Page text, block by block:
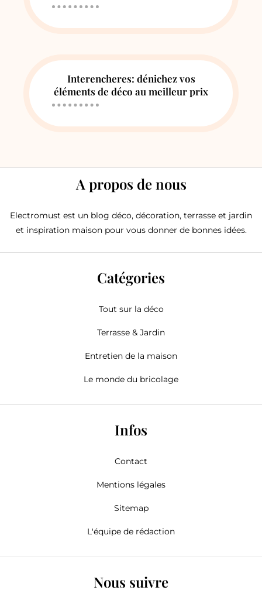
Interencheres: dénichez vos
éléments de déco au meilleur prix
A propos de nous
Electromust est un blog déco, décoration, terrasse et jardin
et inspiration maison pour vous donner de bonnes idées.
Catégories
Tout sur la déco
Terrasse & Jardin
Entretien de la maison
Le monde du bricolage
Infos
Contact
Mentions légales
Sitemap
L'équipe de rédaction
Nous suivre